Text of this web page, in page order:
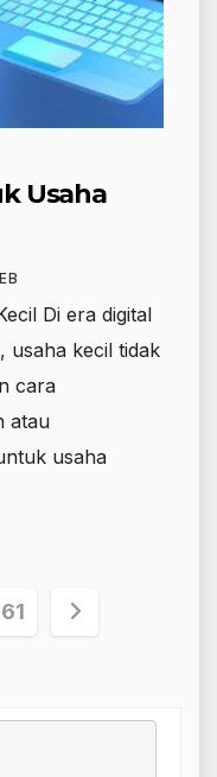
Usaha
Di era digital
usaha kecil tidak
cara
atau
usaha
61